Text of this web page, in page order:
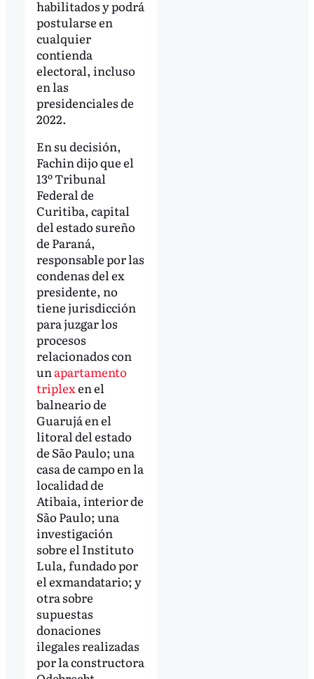
habilitados y podrá
postularse en
cualquier
contienda
electoral, incluso
en las
presidenciales de
2022.
En su decisión,
Fachin dijo que el
13º Tribunal
Federal de
Curitiba, capital
del estado sureño
de Paraná,
responsable por las
condenas del ex
presidente, no
tiene jurisdicción
para juzgar los
procesos
relacionados con
unapartamento
triplexen el
balneario de
Guarujá en el
litoral del estado
de São Paulo; una
casa de campo en la
localidad de
Atibaia, interior de
São Paulo; una
investigación
sobre el Instituto
Lula, fundado por
el exmandatario; y
otra sobre
supuestas
donaciones
ilegales realizadas
por la constructora